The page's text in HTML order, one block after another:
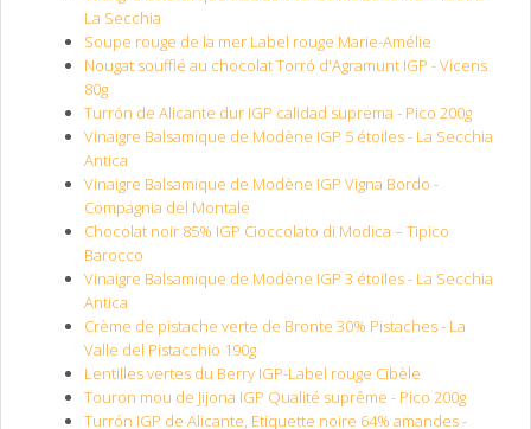
La Secchia
Soupe rouge de la mer Label rouge Marie-Amélie
Nougat soufflé au chocolat Torró d'Agramunt IGP - Vicens
80g
Turrón de Alicante dur IGP calidad suprema - Pico 200g
Vinaigre Balsamique de Modène IGP 5 étoiles - La Secchia
Antica
Vinaigre Balsamique de Modène IGP Vigna Bordo -
Compagnia del Montale
Chocolat noir 85% IGP Cioccolato di Modica – Tipico
Barocco
Vinaigre Balsamique de Modène IGP 3 étoiles - La Secchia
Antica
Crème de pistache verte de Bronte 30% Pistaches - La
Valle del Pistacchio 190g
Lentilles vertes du Berry IGP-Label rouge Cibèle
Touron mou de Jijona IGP Qualité suprême - Pico 200g
Turrón IGP de Alicante, Etiquette noire 64% amandes -